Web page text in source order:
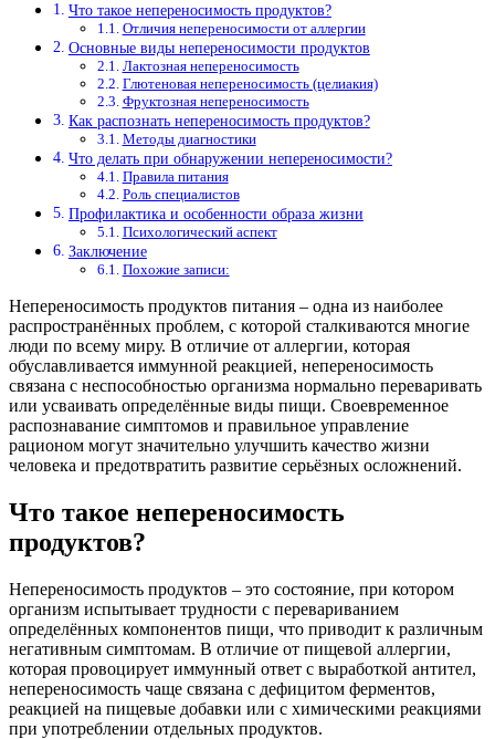
Что такое непереносимость продуктов?
Отличия непереносимости от аллергии
Основные виды непереносимости продуктов
Лактозная непереносимость
Глютеновая непереносимость (целиакия)
Фруктозная непереносимость
Как распознать непереносимость продуктов?
Методы диагностики
Что делать при обнаружении непереносимости?
Правила питания
Роль специалистов
Профилактика и особенности образа жизни
Психологический аспект
Заключение
Похожие записи:
Непереносимость продуктов питания – одна из наиболее
распространённых проблем, с которой сталкиваются многие
люди по всему миру. В отличие от аллергии, которая
обуславливается иммунной реакцией, непереносимость
связана с неспособностью организма нормально переваривать
или усваивать определённые виды пищи. Своевременное
распознавание симптомов и правильное управление
рационом могут значительно улучшить качество жизни
человека и предотвратить развитие серьёзных осложнений.
Что такое непереносимость
продуктов?
Непереносимость продуктов – это состояние, при котором
организм испытывает трудности с перевариванием
определённых компонентов пищи, что приводит к различным
негативным симптомам. В отличие от пищевой аллергии,
которая провоцирует иммунный ответ с выработкой антител,
непереносимость чаще связана с дефицитом ферментов,
реакцией на пищевые добавки или с химическими реакциями
при употреблении отдельных продуктов.